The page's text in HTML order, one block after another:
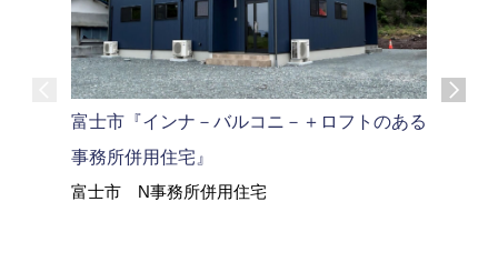
富士市『インナ－バルコニ－＋ロフトのある
事務所併用住宅』
富士市 N事務所併用住宅